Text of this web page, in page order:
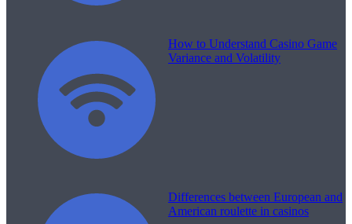
How to Understand Casino Game
Variance and Volatility
Differences between European and
American roulette in casinos